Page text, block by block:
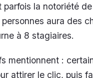
parfois la notoriété de
aura des
à 8 stagiaires.
mentionnent :
attirer le clic, puis